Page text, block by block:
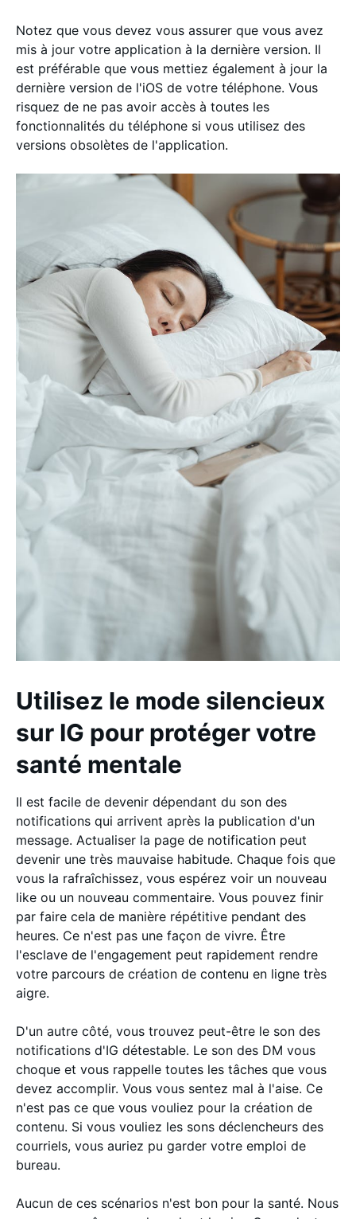
Notez que vous devez vous assurer que vous avez
mis à jour votre application à la dernière version. Il
est préférable que vous mettiez également à jour la
dernière version de l'iOS de votre téléphone. Vous
risquez de ne pas avoir accès à toutes les
fonctionnalités du téléphone si vous utilisez des
versions obsolètes de l'application.
Utilisez le mode silencieux
sur IG pour protéger votre
santé mentale
Il est facile de devenir dépendant du son des
notifications qui arrivent après la publication d'un
message. Actualiser la page de notification peut
devenir une très mauvaise habitude. Chaque fois que
vous la rafraîchissez, vous espérez voir un nouveau
like ou un nouveau commentaire. Vous pouvez finir
par faire cela de manière répétitive pendant des
heures. Ce n'est pas une façon de vivre. Être
l'esclave de l'engagement peut rapidement rendre
votre parcours de création de contenu en ligne très
aigre.
D'un autre côté, vous trouvez peut-être le son des
notifications d'IG détestable. Le son des DM vous
choque et vous rappelle toutes les tâches que vous
devez accomplir. Vous vous sentez mal à l'aise. Ce
n'est pas ce que vous vouliez pour la création de
contenu. Si vous vouliez les sons déclencheurs des
courriels, vous auriez pu garder votre emploi de
bureau.
Aucun de ces scénarios n'est bon pour la santé. Nous